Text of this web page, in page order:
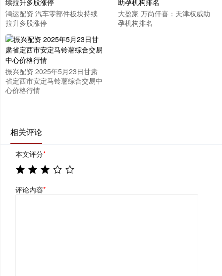
鸿运配资 汽车零部件板块持续
拉升多股涨停
大盈家 万尚仟喜：天津权威助
孕机构排名
振兴配资 2025年5月23日甘肃
省定西市安定马铃薯综合交易中
心价格行情
相关评论
本文评分*
评论内容*